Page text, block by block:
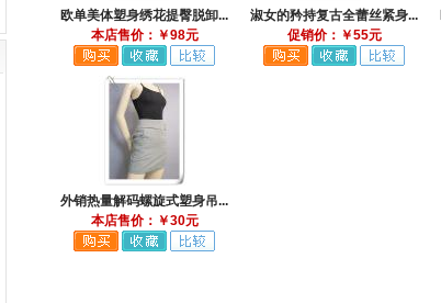
欧单美体塑身绣花提臀脱卸...
本店售价：￥98元
淑女的矜持复古全蕾丝紧身...
促销价：￥55元
外销热量解码螺旋式塑身吊...
本店售价：￥30元